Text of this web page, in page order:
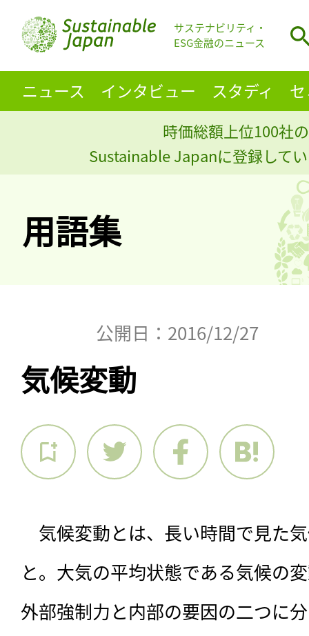
サステナビリティ・
ESG金融のニュース
ニュース インタビュー スタディ
時価総額上位100社
Sustainable Japanに登録して
用語集
公開日：2016/12/27
気候変動
気候変動とは、長い時間で見た
と。大気の平均状態である気候の
外部強制力と内部の要因の二つに